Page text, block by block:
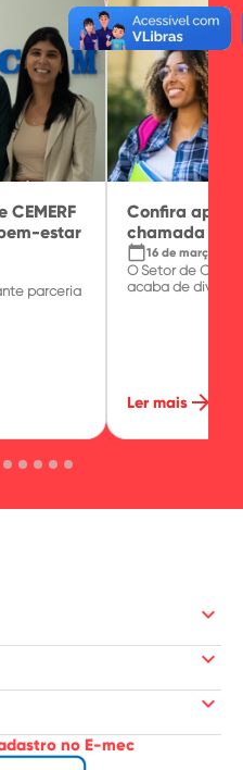
CEMERF
estar
parceria
Confira
chamada do
calendar_today16 de março de
O Setor de
acaba de
Ler mais arrow_forward
keyboard_arrow_down
keyboard_arrow_down
keyboard_arrow_down
no E-mec